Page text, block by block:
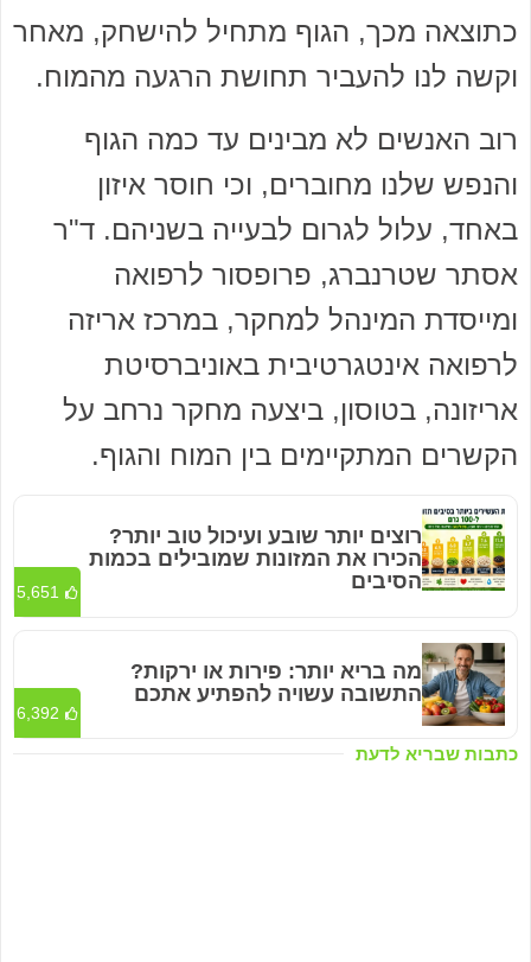
כתוצאה מכך, הגוף מתחיל להישחק, מאחר
וקשה לנו להעביר תחושת הרגעה מהמוח.
רוב האנשים לא מבינים עד כמה הגוף
והנפש שלנו מחוברים, וכי חוסר איזון
באחד, עלול לגרום לבעייה בשניהם. ד"ר
אסתר שטרנברג, פרופסור לרפואה
ומייסדת המינהל למחקר, במרכז אריזה
לרפואה אינטגרטיבית באוניברסיטת
אריזונה, בטוסון, ביצעה מחקר נרחב על
הקשרים המתקיימים בין המוח והגוף.
כתבות שבריא לדעת
רוצים יותר שובע ועיכול טוב יותר?
הכירו את המזונות שמובילים בכמות
הסיבים
5,651
מה בריא יותר: פירות או ירקות?
התשובה עשויה להפתיע אתכם
6,392